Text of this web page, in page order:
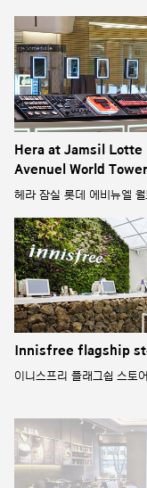
Hera at Jamsil Lotte
Avenuel World Tower
헤라 잠실 롯데 에비뉴엘 월
Innisfree flagship
이니스프리 플래그쉽 스토어